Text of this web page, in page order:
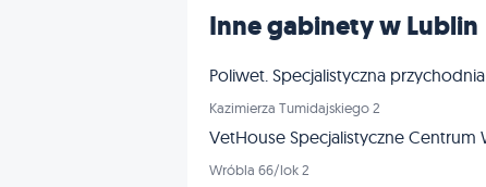
Inne gabinety w Lublin
Poliwet. Specjalistyczna przychodnia
Kazimierza Tumidajskiego 2
VetHouse Specjalistyczne Centrum
Wróbla 66/lok 2